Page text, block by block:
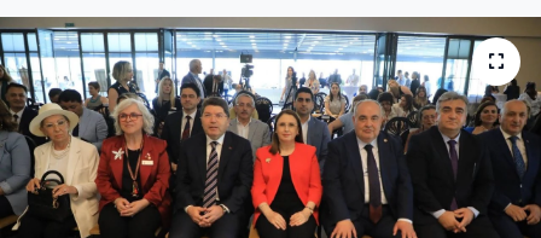
Sağlık
Sinema
Sivil Toplum
Siyaset